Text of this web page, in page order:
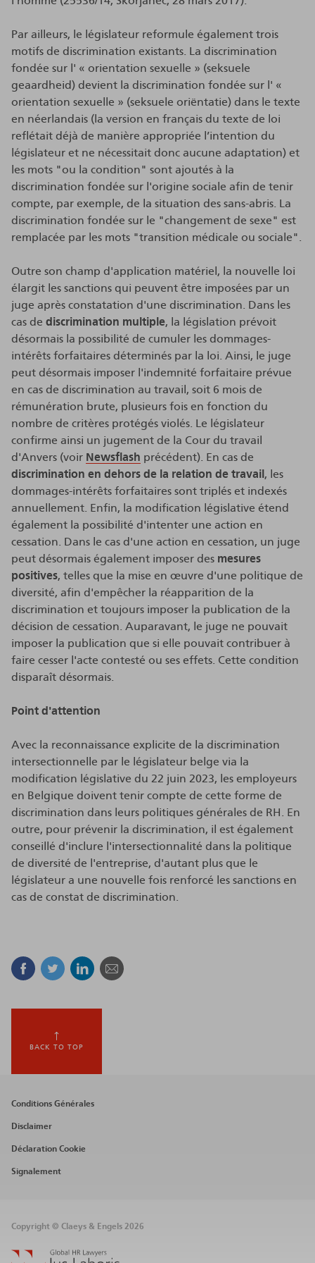
Par ailleurs, le législateur reformule également trois
motifs de discrimination existants. La discrimination
fondée sur l' « orientation sexuelle » (seksuele
geaardheid) devient la discrimination fondée sur l' «
orientation sexuelle » (seksuele oriëntatie) dans le texte
en néerlandais (la version en français du texte de loi
reflétait déjà de manière appropriée l’intention du
législateur et ne nécessitait donc aucune adaptation) et
les mots "ou la condition" sont ajoutés à la
discrimination fondée sur l'origine sociale afin de tenir
compte, par exemple, de la situation des sans-abris. La
discrimination fondée sur le "changement de sexe" est
remplacée par les mots "transition médicale ou sociale".
Outre son champ d'application matériel, la nouvelle loi
élargit les sanctions qui peuvent être imposées par un
juge après constatation d'une discrimination. Dans les
cas de discrimination multiple, la législation prévoit
désormais la possibilité de cumuler les dommages-
intérêts forfaitaires déterminés par la loi. Ainsi, le juge
peut désormais imposer l'indemnité forfaitaire prévue
en cas de discrimination au travail, soit 6 mois de
rémunération brute, plusieurs fois en fonction du
nombre de critères protégés violés. Le législateur
confirme ainsi un jugement de la Cour du travail
d'Anvers (voir Newsflash précédent). En cas de
discrimination en dehors de la relation de travail , les
dommages-intérêts forfaitaires sont triplés et indexés
annuellement. Enfin, la modification législative étend
également la possibilité d'intenter une action en
cessation. Dans le cas d'une action en cessation, un juge
peut désormais également imposer des mesures
positives, telles que la mise en œuvre d'une politique de
diversité, afin d'empêcher la réapparition de la
discrimination et toujours imposer la publication de la
décision de cessation. Auparavant, le juge ne pouvait
imposer la publication que si elle pouvait contribuer à
faire cesser l'acte contesté ou ses effets. Cette condition
disparaît désormais.
Point d'attention
Avec la reconnaissance explicite de la discrimination
intersectionnelle par le législateur belge via la
modification législative du 22 juin 2023, les employeurs
en Belgique doivent tenir compte de cette forme de
discrimination dans leurs politiques générales de RH. En
outre, pour prévenir la discrimination, il est également
conseillé d'inclure l'intersectionnalité dans la politique
de diversité de l'entreprise, d'autant plus que le
législateur a une nouvelle fois renforcé les sanctions en
cas de constat de discrimination.
Facebook
TwitterLinkedinCourriel
BACK TO TOP
Footer
menu
Conditions Générales
Disclaimer
Déclaration Cookie
Signalement
Copyright © Claeys & Engels 2026